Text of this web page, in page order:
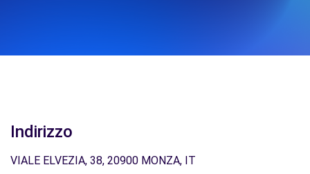
Indirizzo
VIALE ELVEZIA, 38, 20900 MONZA, IT